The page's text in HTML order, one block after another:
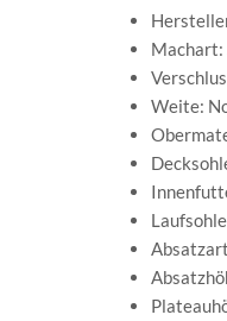
Machart:
Weite: